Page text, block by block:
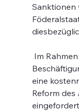
Sanktionen
eine
Reform